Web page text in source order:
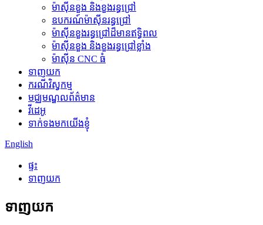
ម៉ាស៊ីនខួង និងខួងរន្ធជ្រៅ
ឧបករណ៍ម៉ាស៊ីនរន្ធជ្រៅ
ម៉ាស៊ីនខួងរន្ធជ្រៅដ៏មានឥទ្ធិពល
ម៉ាស៊ីនខួង និងខួងរន្ធជ្រៅខ្លាំង
ម៉ាស៊ីន CNC ធំ
ទាញយក
ករណីវិស្វកម្ម
មជ្ឈមណ្ឌលព័ត៌មាន
វីដេអូ
ទាក់ទងមកយើងខ្ញុំ
English
ផ្ទះ
ទាញយក
ទាញយក